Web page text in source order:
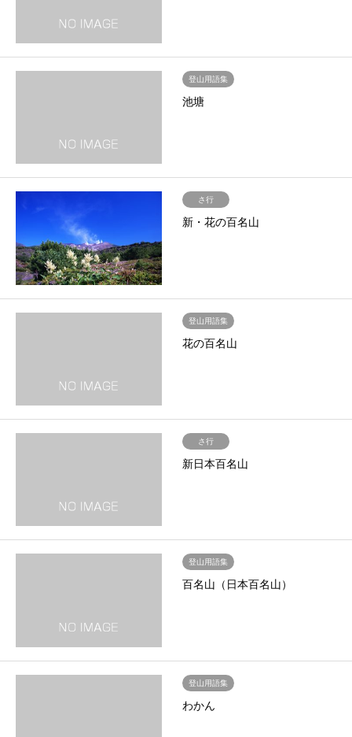
登山用語集
池塘
さ行
新・花の百名山
登山用語集
花の百名山
さ行
新日本百名山
登山用語集
百名山（日本百名山）
登山用語集
わかん